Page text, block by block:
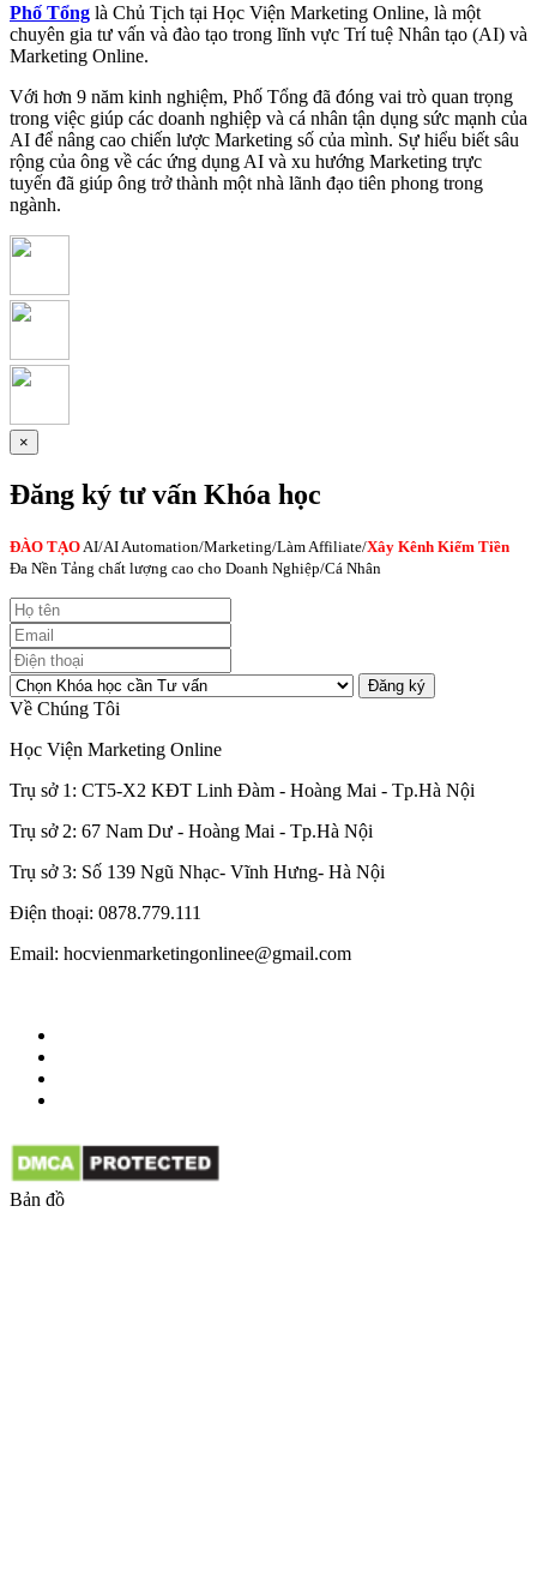
Phố Tổng là Chủ Tịch tại Học Viện Marketing Online, là một
chuyên gia tư vấn và đào tạo trong lĩnh vực Trí tuệ Nhân tạo (AI) và
Marketing Online.
Với hơn 9 năm kinh nghiệm, Phố Tổng đã đóng vai trò quan trọng
trong việc giúp các doanh nghiệp và cá nhân tận dụng sức mạnh của
AI để nâng cao chiến lược Marketing số của mình. Sự hiểu biết sâu
rộng của ông về các ứng dụng AI và xu hướng Marketing trực
tuyến đã giúp ông trở thành một nhà lãnh đạo tiên phong trong
ngành.
×
Đăng ký tư vấn Khóa học
ĐÀO TẠO AI/AI Automation/Marketing/Làm Affiliate/Xây Kênh Kiếm Tiền
Đa Nền Tảng chất lượng cao cho Doanh Nghiệp/Cá Nhân
Đăng ký
Về Chúng Tôi
Học Viện Marketing Online
Trụ sở 1: CT5-X2 KĐT Linh Đàm - Hoàng Mai - Tp.Hà Nội
Trụ sở 2: 67 Nam Dư - Hoàng Mai - Tp.Hà Nội
Trụ sở 3: Số 139 Ngũ Nhạc- Vĩnh Hưng- Hà Nội
Điện thoại: 0878.779.111
Email: hocvienmarketingonlinee@gmail.com
Bản đồ